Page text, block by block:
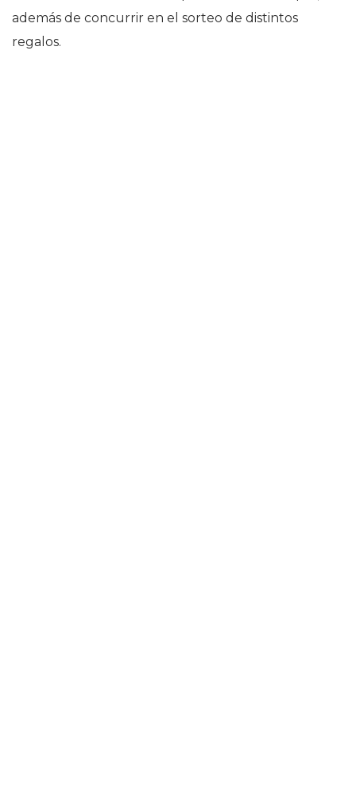
además de concurrir en el sorteo de distintos
regalos.